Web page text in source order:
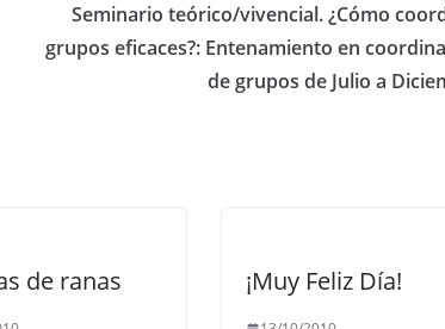
Seminario teórico/vivencial. ¿Cómo
grupos eficaces?: Entenamiento en
de grupos de Julio a
de ranas ¡Muy Feliz Día!